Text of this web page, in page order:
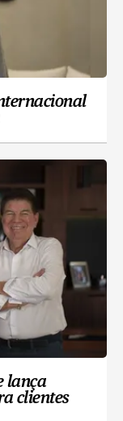
lança
clientes